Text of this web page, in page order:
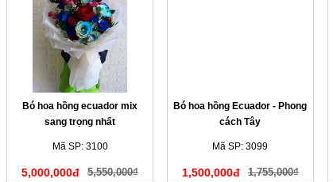
Bó hoa hồng ecuador mix
sang trọng nhất
Mã SP: 3100
5,000,000đ 5,550,000₫
Bó hoa hồng Ecuador - Phong
cách Tây
Mã SP: 3099
1,500,000đ 1,755,000₫